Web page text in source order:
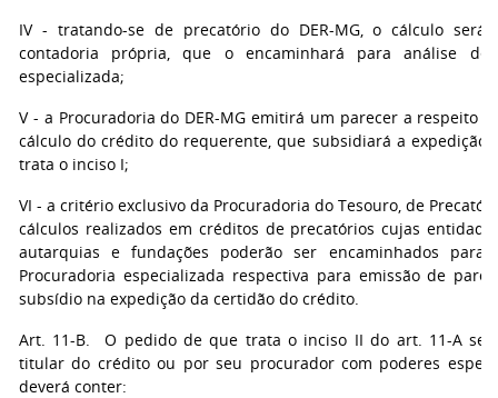
IV - tratando-se de precatório do DER-MG, o cálculo será
contadoria própria, que o encaminhará para análise de
especializada;
V - a Procuradoria do DER-MG emitirá um parecer a respeito
cálculo do crédito do requerente, que subsidiará a expedição
trata o inciso I;
VI - a critério exclusivo da Procuradoria do Tesouro, de
cálculos realizados em créditos de precatórios cujas
autarquias e fundações poderão ser encaminhados para
Procuradoria especializada respectiva para emissão de
subsídio na expedição da certidão do crédito.
Art. 11-B. O pedido de que trata o inciso II do art. 11-A
titular do crédito ou por seu procurador com poderes
deverá conter: